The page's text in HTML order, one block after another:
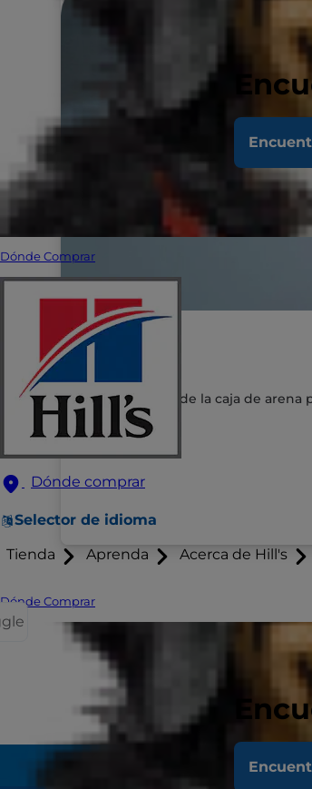
Dónde Comprar
Dónde comprar
Selector de idioma
Tienda Aprenda Acerca de Hill's
Dónde Comprar
Orinar fuera de la caja de arena
TAMBIÉN DE INTERÉS: